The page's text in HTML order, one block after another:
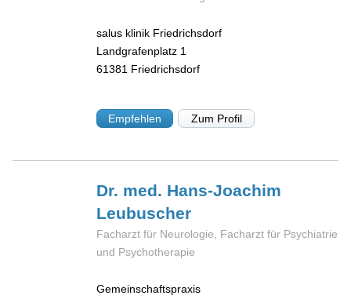
salus klinik Friedrichsdorf
Landgrafenplatz 1
61381 Friedrichsdorf
Empfehlen Zum Profil
Dr. med. Hans-Joachim
Leubuscher
Facharzt für Neurologie, Facharzt für Psychiatrie
und Psychotherapie
Gemeinschaftspraxis